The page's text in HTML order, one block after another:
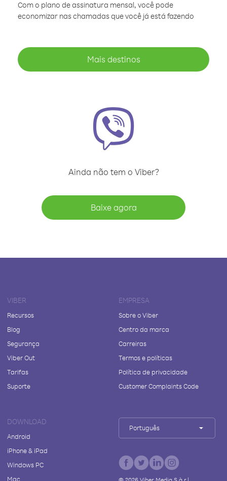
Com o plano de assinatura mensal, você pode
economizar nas chamadas que você já está fazendo
Mais destinos
Ainda não tem o Viber?
Baixe agora
VIBER
Recursos
Blog
Segurança
Viber Out
Tarifas
Suporte
EMPRESA
Sobre o Viber
Centro da marca
Carreiras
Termos e políticas
Política de privacidade
Customer Complaints Code
DOWNLOAD
Android
iPhone & iPad
Windows PC
Mac
Português